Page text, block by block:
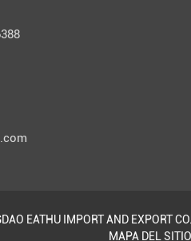
EATHU IMPORT AND EXPORT
MAPA DEL SITIO